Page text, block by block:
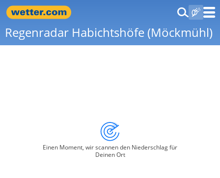
Regenradar Habichtshöfe (Möckmühl)
Einen Moment, wir scannen den Niederschlag für
Deinen Ort